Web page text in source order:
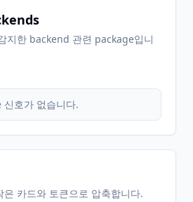
지한 backend 관련 package입니
호가 없습니다.
은 카드와 토큰으로 압축합니다.